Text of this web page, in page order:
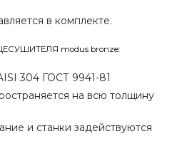
в комплекте.
modus bronze:
304 ГОСТ 9941-81
на всю толщину
и станки задействуются